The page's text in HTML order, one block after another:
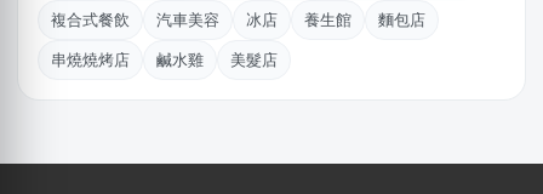
新北市｜預算 10萬~30萬元
陳X豪
複合式餐飲
汽車美容 冰店 養生館
麵包店
串燒燒烤店
鹹水雞 美髮店